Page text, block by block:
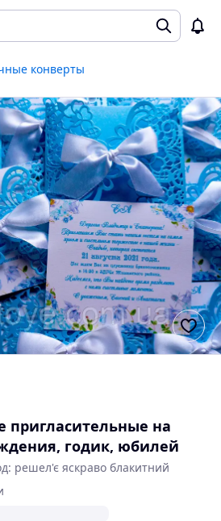
конверты
пригласительные на
годик, юбилей
решел'є яскраво блакитний